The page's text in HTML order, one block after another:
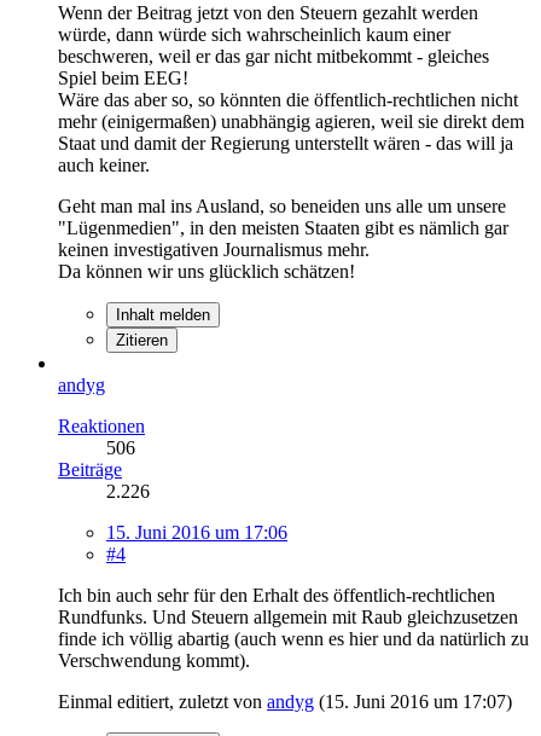
Wenn der Beitrag jetzt von den Steuern gezahlt werden
würde, dann würde sich wahrscheinlich kaum einer
beschweren, weil er das gar nicht mitbekommt - gleiches
Spiel beim EEG!
Wäre das aber so, so könnten die öffentlich-rechtlichen nicht
mehr (einigermaßen) unabhängig agieren, weil sie direkt dem
Staat und damit der Regierung unterstellt wären - das will ja
auch keiner.
Geht man mal ins Ausland, so beneiden uns alle um unsere
"Lügenmedien", in den meisten Staaten gibt es nämlich gar
keinen investigativen Journalismus mehr.
Da können wir uns glücklich schätzen!
Inhalt melden
Zitieren
andyg
Reaktionen
506
Beiträge
2.226
15. Juni 2016 um 17:06
#4
Ich bin auch sehr für den Erhalt des öffentlich-rechtlichen
Rundfunks. Und Steuern allgemein mit Raub gleichzusetzen
finde ich völlig abartig (auch wenn es hier und da natürlich zu
Verschwendung kommt).
Einmal editiert, zuletzt von andyg (15. Juni 2016 um 17:07)